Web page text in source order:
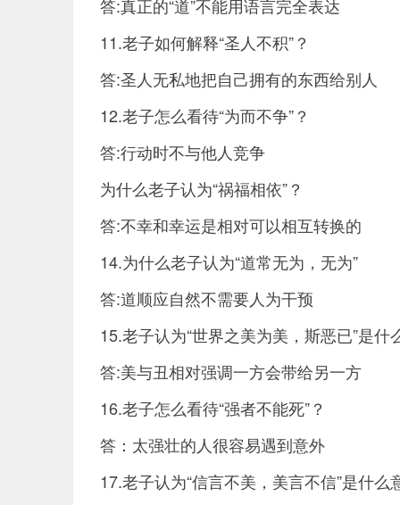
答:真正的“道”不能用语言完全表达
11.老子如何解释“圣人不积”？
答:圣人无私地把自己拥有的东西给别人
12.老子怎么看待“为而不争”？
答:行动时不与他人竞争
为什么老子认为“祸福相依”？
答:不幸和幸运是相对可以相互转换的
14.为什么老子认为“道常无为，无为”
答:道顺应自然不需要人为干预
15.老子认为“世界之美为美，斯恶已”是什
答:美与丑相对强调一方会带给另一方
16.老子怎么看待“强者不能死”？
答：太强壮的人很容易遇到意外
17.老子认为“信言不美，美言不信”是什么